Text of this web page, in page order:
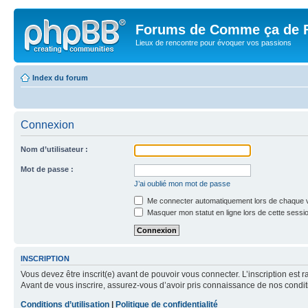
Forums de Comme ça de
Lieux de rencontre pour évoquer vos passions
Index du forum
Connexion
Nom d’utilisateur :
Mot de passe :
J’ai oublié mon mot de passe
Me connecter automatiquement lors de chaque
Masquer mon statut en ligne lors de cette
INSCRIPTION
Vous devez être inscrit(e) avant de pouvoir vous connecter. L’inscription
Avant de vous inscrire, assurez-vous d’avoir pris connaissance de nos
Conditions d’utilisation
Politique de confidentialité